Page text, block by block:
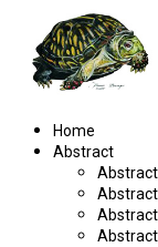
Home
Abstract